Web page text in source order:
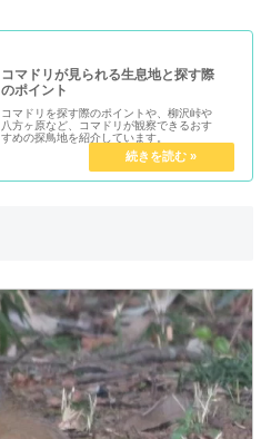
コマドリが見られる生息地と探す際
のポイント
コマドリを探す際のポイントや、柳沢峠や
八方ヶ原など、コマドリが観察できるおす
すめの探鳥地を紹介しています。